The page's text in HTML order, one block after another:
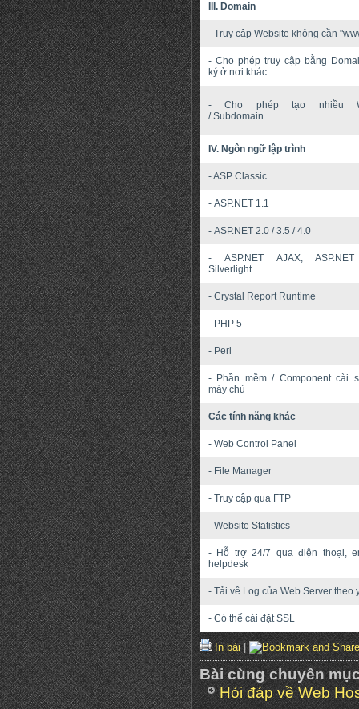
III. Domain
- Truy cập Website không cần
- Cho phép truy cập bằng
ký ở nơi khác
- Cho phép tạo nhiều
/ Subdomain
IV. Ngôn ngữ lập trình
- ASP Classic
- ASP.NET 1.1
- ASP.NET 2.0 / 3.5 / 4.0
- ASP.NET AJAX,
Silverlight
- Crystal Report Runtime
- PHP 5
- Perl
- Phần mềm / Component cài
máy chủ
Các tính năng khác
- Web Control Panel
- File Manager
- Truy cập qua FTP
- Website Statistics
- Hỗ trợ 24/7 qua điện thoại,
helpdesk
- Tải về Log của Web Server theo
- Có thể cài đặt SSL
In bài|
Bài cùng chuyên
Hỏi đáp về Web